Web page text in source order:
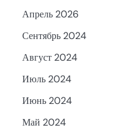
Апрель 2026
Сентябрь 2024
Август 2024
Июль 2024
Июнь 2024
Май 2024